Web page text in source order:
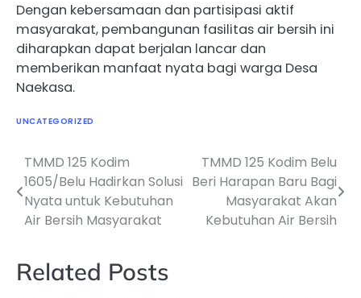
Dengan kebersamaan dan partisipasi aktif
masyarakat, pembangunan fasilitas air bersih ini
diharapkan dapat berjalan lancar dan
memberikan manfaat nyata bagi warga Desa
Naekasa.
UNCATEGORIZED
Navigasi
pos
TMMD 125 Kodim
1605/Belu Hadirkan Solusi
Nyata untuk Kebutuhan
Air Bersih Masyarakat
TMMD 125 Kodim Belu
Beri Harapan Baru Bagi
Masyarakat Akan
Kebutuhan Air Bersih
Related Posts